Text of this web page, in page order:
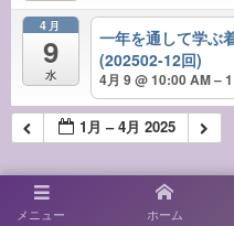
4月
9
水
一年を通して学ぶ
(202502-12回)
4月 9 @ 10:00 AM –
1月 – 4月 2025
メニュー ホーム